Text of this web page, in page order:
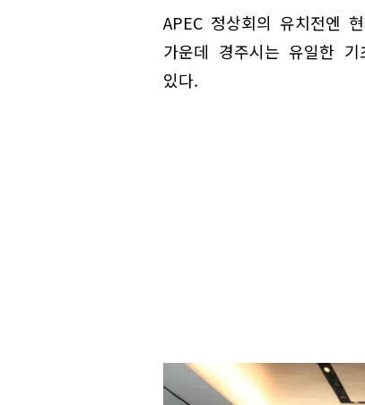
APEC 정상회의 유치전엔
가운데 경주시는 유일한 기
있다.